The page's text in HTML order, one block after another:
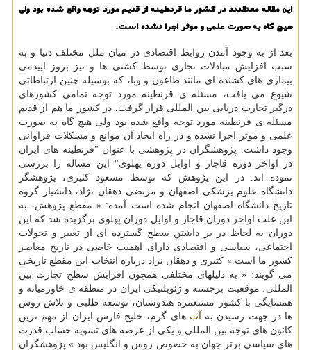
این مقاله معتقدند در كشور ما قرنطینه از قدیم مورد توجه واقع شده بود ولی
هیچ گاه به صورت علمی و موثر اجرا نشده است.
بعد از به وجود آمدن روابط اقتصادی در میان ملل مختلف دنیا و به
سبب افزایش مبادلات تجاری توسط كشتی ها و نیز بروز اپیدمی
بیماری های كشنده ای مانند طاعون و وبا، كه بوسیله چنین ارتباطاتی
شیوع می یافت، مسئله ی قرنطینه مورد توجه تمامی كشورهای
درگیر تجارت دریایی بین المللی قرار گرفت. در كشور ما هم از قدیم
مسئله ی قرنطینه مورد توجه واقع شده بود ولی هیچ گاه به صورت
علمی و موثر اجرا نشده و در راه ایجاد آن موانع و مشكلات فراوانی
وجود داشت. پژوهشگران در پژوهشی با عنوان "قرنطینه های ایران
در اواخر دوره قاجار و اوایل دوره پهلوی" این مساله را بررسی
نموده اند. در این پژوهش كه توسط مسعود كثیری، پژوهشگر
دانشگاه علوم پزشكی اصفهان و مرتضی دهقان نژاد، دانشیار گروه
تاریخ دانشگاه اصفهان انجام شده است آمده: « مقطع پژوهش، به
این علت اواخر دوران قاجار و اوایل دوران پهلوی برگزیده شد كه این
دوران به لحاظ در بر داشتن سطح گسترده ای از تغییر و تحولات
اجتماعی، سیاسی و اقتصادی دارای اهمیت خاصی در تاریخ معاصر
كشور ما است.» كثیری و دهقان نژاد درباره انتخاب این مقطع تاریخی
می گویند: « به دلیلهای مختلفی همچون افزایش سطح تجارت بین
المللی، موقعیت برجسته و ژئوپلتیكی ایران در منطقه ی خاورمیانه و
همسایگی با كشور مستعمره هندوستان، توسعه طلبی و تلاش روس
ها در جهت رسیدن به آب های گرم، خلیج فارس ایران از مهم ترین
كانون های توجه بین المللی و یكی از عرصه های تسویه حساب قدرت
های سیاسی برتر جهان به خصوص روس و انگلیس بود.» پژوهشگران